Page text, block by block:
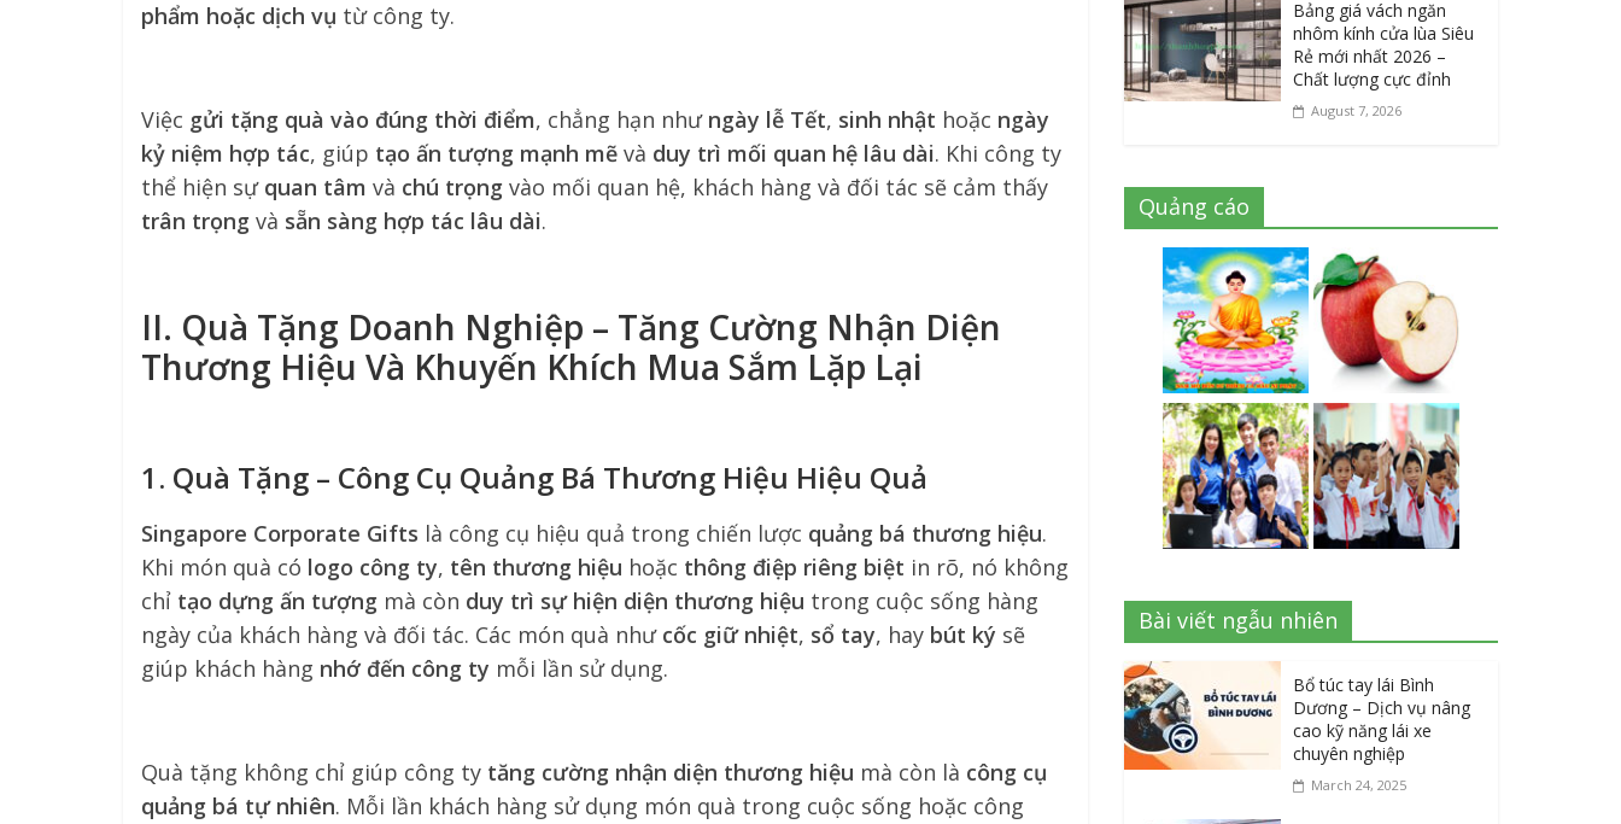
phẩm hoặc dịch vụ từ công ty.
Việc gửi tặng quà vào đúng thời điểm, chẳng hạn như ngày lễ Tết, sinh nhật hoặc ngày
kỷ niệm hợp tác, giúp tạo ấn tượng mạnh mẽ và duy trì mối quan hệ lâu dài. Khi công ty
thể hiện sự quan tâm và chú trọng vào mối quan hệ, khách hàng và đối tác sẽ cảm thấy
trân trọng và sẵn sàng hợp tác lâu dài.
II. Quà Tặng Doanh Nghiệp – Tăng Cường Nhận Diện
Thương Hiệu Và Khuyến Khích Mua Sắm Lặp Lại
1. Quà Tặng – Công Cụ Quảng Bá Thương Hiệu Hiệu Quả
Singapore Corporate Gifts là công cụ hiệu quả trong chiến lược quảng bá thương hiệu.
Khi món quà có logo công ty, tên thương hiệu hoặc thông điệp riêng biệt in rõ, nó không
chỉ tạo dựng ấn tượng mà còn duy trì sự hiện diện thương hiệu trong cuộc sống hàng
ngày của khách hàng và đối tác. Các món quà như cốc giữ nhiệt, sổ tay, hay bút ký sẽ
giúp khách hàng nhớ đến công ty mỗi lần sử dụng.
Quà tặng không chỉ giúp công ty tăng cường nhận diện thương hiệu mà còn là công cụ
quảng bá tự nhiên. Mỗi lần khách hàng sử dụng món quà trong cuộc sống hoặc công
Bảng giá vách ngăn
nhôm kính cửa lùa Siêu
Rẻ mới nhất 2026 –
Chất lượng cực đỉnh
August 7, 2026
Quảng cáo
Bài viết ngẫu nhiên
Bổ túc tay lái Bình
Dương – Dịch vụ nâng
cao kỹ năng lái xe
chuyên nghiệp
March 24, 2025